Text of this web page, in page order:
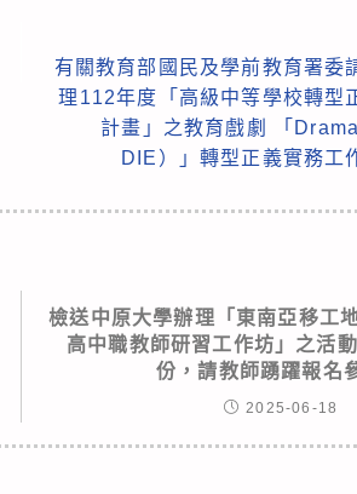
有關教育部國民及學前教育署委
理112年度「高級中等學校轉型
計畫」之教育戲劇 「
DIE）」轉型正義實務工
檢送中原大學辦理「東南亞移工
高中職教師研習工作坊」之活
份，請教師踴躍報名
2025-06-18